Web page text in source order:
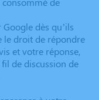
dès qu’ils
le droit de répondre
et votre réponse,
de discussion de